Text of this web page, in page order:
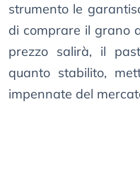
strumento le
di comprare il grano
prezzo salirà, il
quanto stabilito,
impennate del